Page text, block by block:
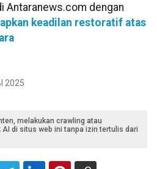
Antaranews.com dengan
keadilan restoratif atas
2025
melakukan crawling atau
di situs web ini tanpa izin tertulis dari